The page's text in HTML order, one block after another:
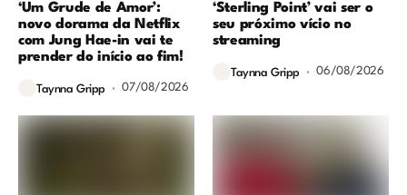
‘Um Grude de Amor’:
novo dorama da Netflix
com Jung Hae-in vai te
prender do início ao fim!
Taynna Gripp 07/08/2026
‘Sterling Point’ vai ser o
seu próximo vício no
streaming
Taynna Gripp 06/08/2026